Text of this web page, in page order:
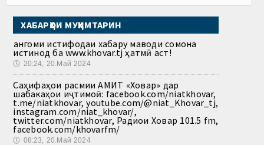
ХАБАРҲОИ МУҲИМТАРИН
Ҳангоми истифодаи хабару маводи сомона
истинод ба www.khovar.tj ҳатмӣ аст!
🕔 20:24, 20.Май 2024
Саҳифаҳои расмии АМИТ «Ховар» дар
шабакаҳои иҷтимоӣ: facebook.com/niatkhovar,
t.me/niatkhovar, youtube.com/@niat_Khovar_tj,
instagram.com/niat_khovar/,
twitter.com/niatkhovar, Радиои Ховар 101.5 fm,
facebook.com/khovarfm/
🕔 08:23, 20.Май 2024